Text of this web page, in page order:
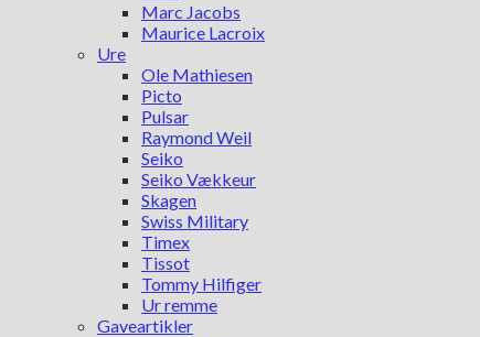
Marc Jacobs
Maurice Lacroix
Ure
Ole Mathiesen
Picto
Pulsar
Raymond Weil
Seiko
Seiko Vækkeur
Skagen
Swiss Military
Timex
Tissot
Tommy Hilfiger
Ur remme
Gaveartikler